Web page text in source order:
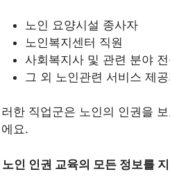
노인 요양시설 종사자
노인복지센터 직원
사회복지사 및 관련 분야
그 외 노인관련 서비스 제
한 직업군은 노인의 인권을
요.
노인 인권 교육의 모든 정보를